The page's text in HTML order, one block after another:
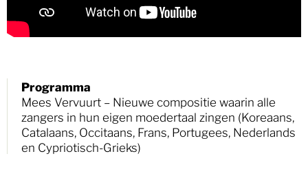
Programma
Mees Vervuurt – Nieuwe compositie waarin alle
zangers in hun eigen moedertaal zingen (Koreaans,
Catalaans, Occitaans, Frans, Portugees, Nederlands
en Cypriotisch-Grieks)